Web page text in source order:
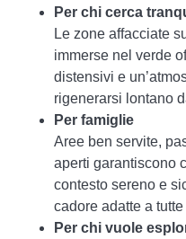
Per chi cerca
Le zone affacciate
immerse nel verde
distensivi e
rigenerarsi lontano
Per famiglie
Aree ben servite,
aperti garantiscono
contesto sereno e
cadore adatte a tutte
Per chi vuole